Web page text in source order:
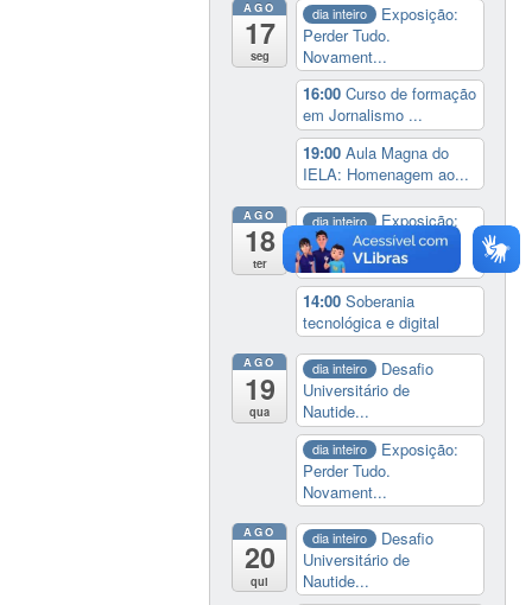
AGO
17
seg
dia inteiro
Exposição:
Perder Tudo.
Novament...
16:00Curso de formação
em Jornalismo ...
19:00Aula Magna do
IELA: Homenagem ao...
AGO
18
ter
dia inteiro
Exposição:
Perder Tudo.
Novament...
14:00Soberania
tecnológica e digital
AGO
19
qua
dia inteiro
Desafio
Universitário de
Nautide...
dia inteiro
Exposição:
Perder Tudo.
Novament...
AGO
20
qui
dia inteiro
Desafio
Universitário de
Nautide...